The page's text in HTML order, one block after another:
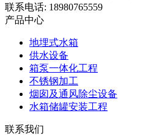
联系电话: 18980765559
产品中心
地埋式水箱
供水设备
箱泵一体化工程
不锈钢加工
烟囱及通风除尘设备
水箱储罐安装工程
联系我们